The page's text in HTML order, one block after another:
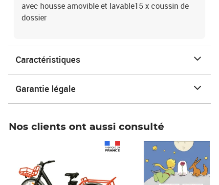
avec housse amovible et lavable15 x coussin de
dossier
Caractéristiques
Garantie légale
Nos clients ont aussi consulté
Prix 7,50€